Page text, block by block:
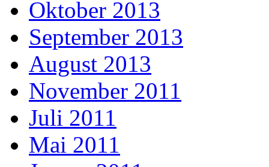
Oktober 2013
September 2013
August 2013
November 2011
Juli 2011
Mai 2011